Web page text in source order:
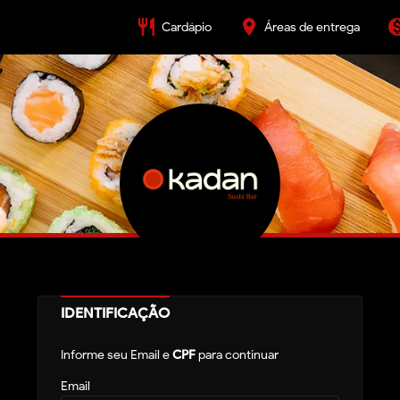
restaurant Cardápio place Áreas de entrega
IDENTIFICAÇÃO
Informe seu Email eCPFpara continuar
Email